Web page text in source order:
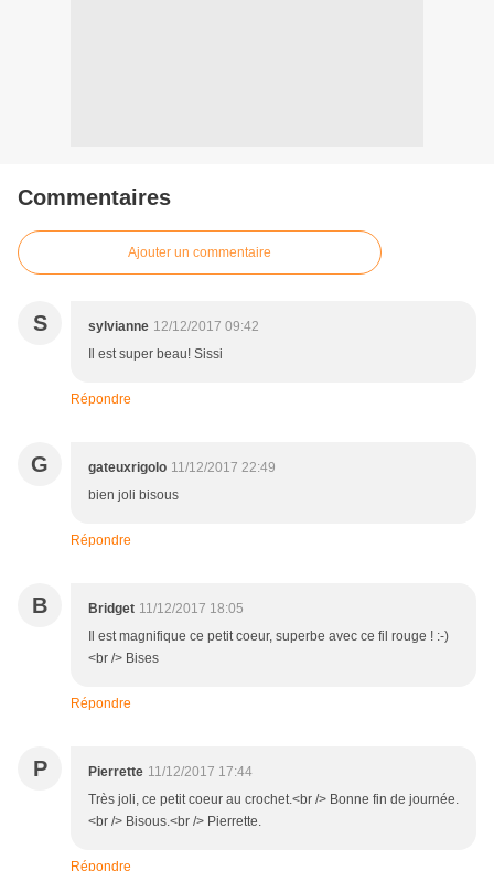
Commentaires
Ajouter un commentaire
S sylvianne 12/12/2017 09:42
Il est super beau! Sissi
Répondre
G gateuxrigolo 11/12/2017 22:49
bien joli bisous
Répondre
B Bridget 11/12/2017 18:05
Il est magnifique ce petit coeur, superbe avec ce fil rouge ! :-)
<br /> Bises
Répondre
P Pierrette 11/12/2017 17:44
Très joli, ce petit coeur au crochet.<br /> Bonne fin de journée.
<br /> Bisous.<br /> Pierrette.
Répondre